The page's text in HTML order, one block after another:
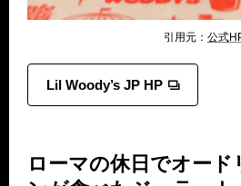
引用元： 公式
Lil Woody’s JP HP
ローマの休日でオー